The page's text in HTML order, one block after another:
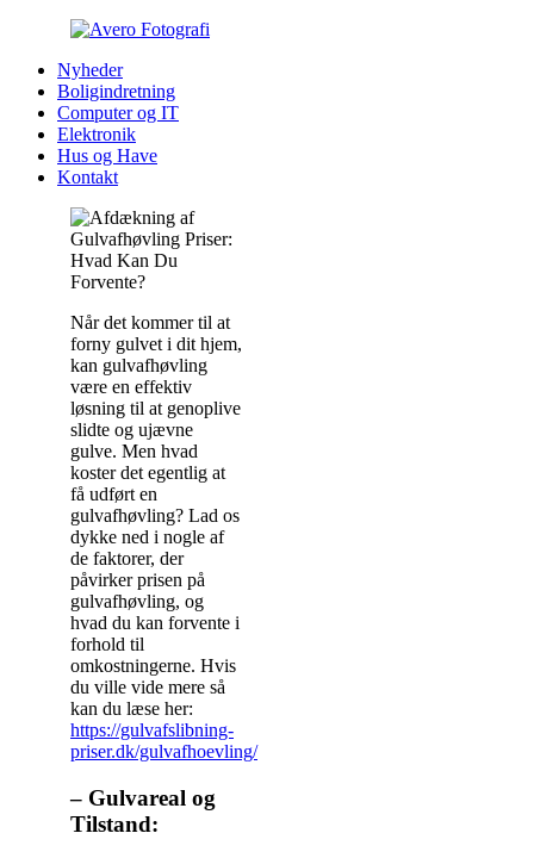
Nyheder
Boligindretning
Computer og IT
Elektronik
Hus og Have
Kontakt
Når det kommer til at
forny gulvet i dit hjem,
kan gulvafhøvling
være en effektiv
løsning til at genoplive
slidte og ujævne
gulve. Men hvad
koster det egentlig at
få udført en
gulvafhøvling? Lad os
dykke ned i nogle af
de faktorer, der
påvirker prisen på
gulvafhøvling, og
hvad du kan forvente i
forhold til
omkostningerne. Hvis
du ville vide mere så
kan du læse her:
https://gulvafslibning-
priser.dk/gulvafhoevling/
– Gulvareal og
Tilstand: